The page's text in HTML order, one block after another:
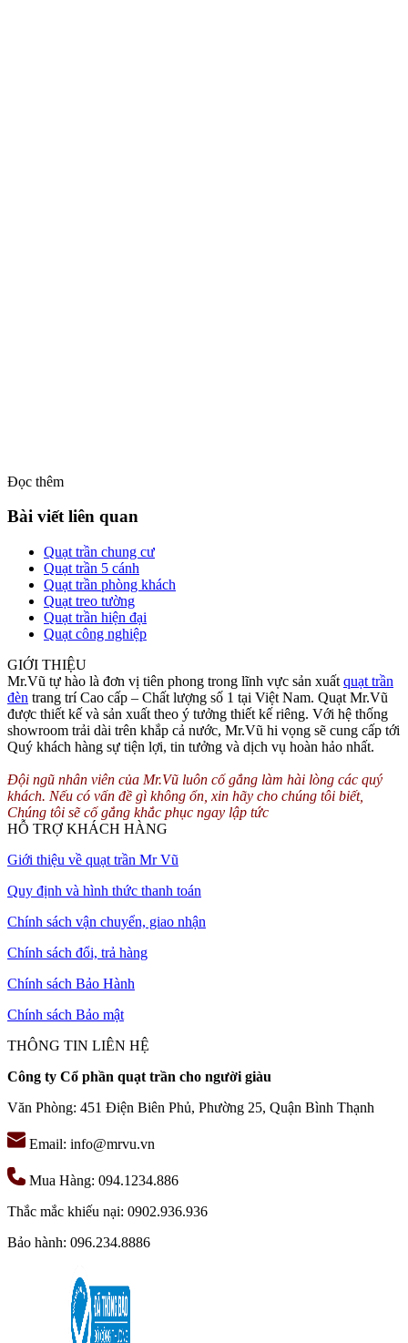
Đọc thêm
Bài viết liên quan
Quạt trần chung cư
Quạt trần 5 cánh
Quạt trần phòng khách
Quạt treo tường
Quạt trần hiện đại
Quạt công nghiệp
GIỚI THIỆU
Mr.Vũ tự hào là đơn vị tiên phong trong lĩnh vực sản xuất quạt trần
đèn trang trí Cao cấp – Chất lượng số 1 tại Việt Nam. Quạt Mr.Vũ
được thiết kế và sản xuất theo ý tưởng thiết kế riêng. Với hệ thống
showroom trải dài trên khắp cả nước, Mr.Vũ hi vọng sẽ cung cấp tới
Quý khách hàng sự tiện lợi, tin tưởng và dịch vụ hoàn hảo nhất.
Đội ngũ nhân viên của Mr.Vũ luôn cố gắng làm hài lòng các quý
khách. Nếu có vấn đề gì không ổn, xin hãy cho chúng tôi biết,
Chúng tôi sẽ cố gắng khắc phục ngay lập tức
HỖ TRỢ KHÁCH HÀNG
Giới thiệu về quạt trần Mr Vũ
Quy định và hình thức thanh toán
Chính sách vận chuyển, giao nhận
Chính sách đổi, trả hàng
Chính sách Bảo Hành
Chính sách Bảo mật
THÔNG TIN LIÊN HỆ
Công ty Cổ phần quạt trần cho người giàu
Văn Phòng: 451 Điện Biên Phủ, Phường 25, Quận Bình Thạnh
Email: info@mrvu.vn
Mua Hàng: 094.1234.886
Thắc mắc khiếu nại: 0902.936.936
Bảo hành: 096.234.8886